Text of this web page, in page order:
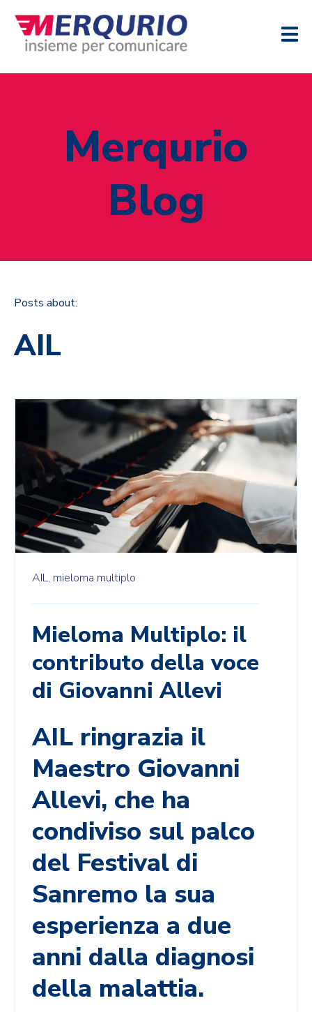
Merqurio
Blog
Posts about:
AIL
AIL, mieloma multiplo
Mieloma Multiplo: il
contributo della voce
di Giovanni Allevi
AIL ringrazia il
Maestro Giovanni
Allevi, che ha
condiviso sul palco
del Festival di
Sanremo la sua
esperienza a due
anni dalla diagnosi
della malattia.